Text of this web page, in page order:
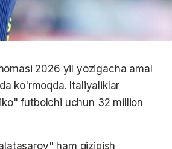
2026 yil yozigacha amal
ko'rmoqda. Italiyaliklar
futbolchi uchun 32 million
ham qiziqish